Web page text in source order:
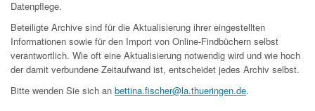
Datenpflege.
Beteiligte Archive sind für die Aktualisierung ihrer eingestellten
Informationen sowie für den Import von Online-Findbüchern selbst
verantwortlich. Wie oft eine Aktualisierung notwendig wird und wie hoch
der damit verbundene Zeitaufwand ist, entscheidet jedes Archiv selbst.
Bitte wenden Sie sich an bettina.fischer@la.thueringen.de.